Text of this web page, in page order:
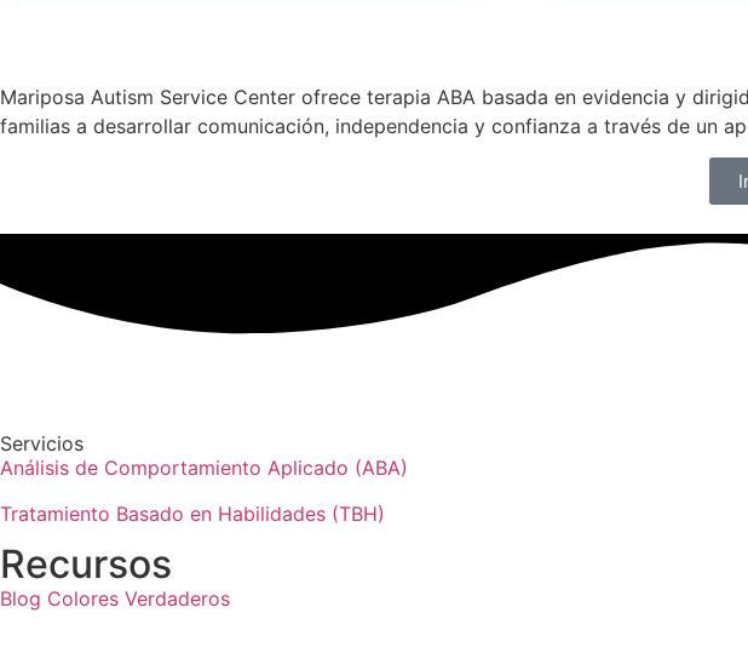
Mariposa Autism Service Center ofrece terapia ABA basada en evidencia y
familias a desarrollar comunicación, independencia y confianza a través de un
Servicios
Análisis de Comportamiento Aplicado (ABA)
Tratamiento Basado en Habilidades (TBH)
Recursos
Blog Colores Verdaderos